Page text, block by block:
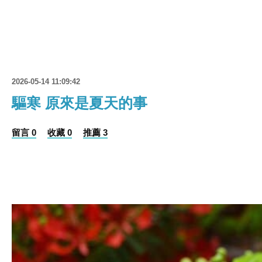
2026-05-14 11:09:42
驅寒 原來是夏天的事
留言 0 收藏 0 推薦 3